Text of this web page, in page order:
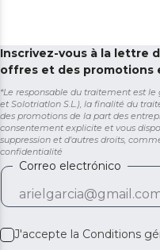
Inscrivez-vous à la lettre
offres et des promotions
*Le responsable du traitement est le
et Solotriatlon S.L.), la finalité du
des promotions de la part des
consentement explicite et vous
suppression et d'autres droits,
confidentialité
Correo electrónico
J'accepte la Conditions